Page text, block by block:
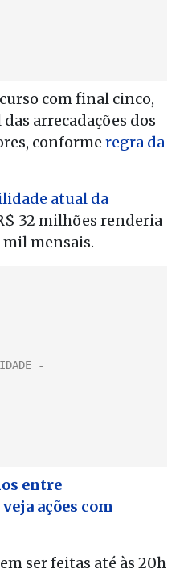
com final cinco,
arrecadações dos
conforme regra da
atual da
32 milhões renderia
mil mensais.
entre
ações com
ser feitas até às 20h